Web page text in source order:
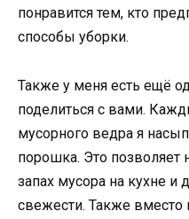
понравится тем, кто
способы уборки.
Также у меня есть ещё
поделиться с вами.
мусорного ведра я
порошка. Это позволяет
запах мусора на кухне
свежести. Также